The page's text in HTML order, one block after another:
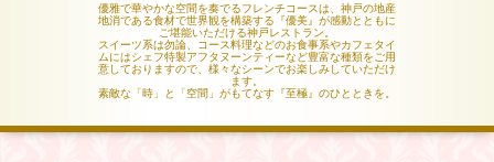
優雅で華やかな空間を奏でるフレンチコースは、神戸の地産
地消である食材で世界観を構築する『優美』が感動とともに
ご堪能いただける神戸レストラン。
スイーツ系は勿論、コース料理などのお食事系やカフェタイ
ムにはシェフ特製アフタヌーンティーなど豊富な種類をご用
意しておりますので、様々なシーンでお楽しみしていただけ
ます。
素敵な「時」と「空間」がもてなす『至極』のひとときを。